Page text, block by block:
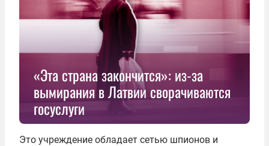
«Эта страна закончится»: из-за
вымирания в Латвии сворачиваются
госуслуги
Это учреждение обладает сетью шпионов и